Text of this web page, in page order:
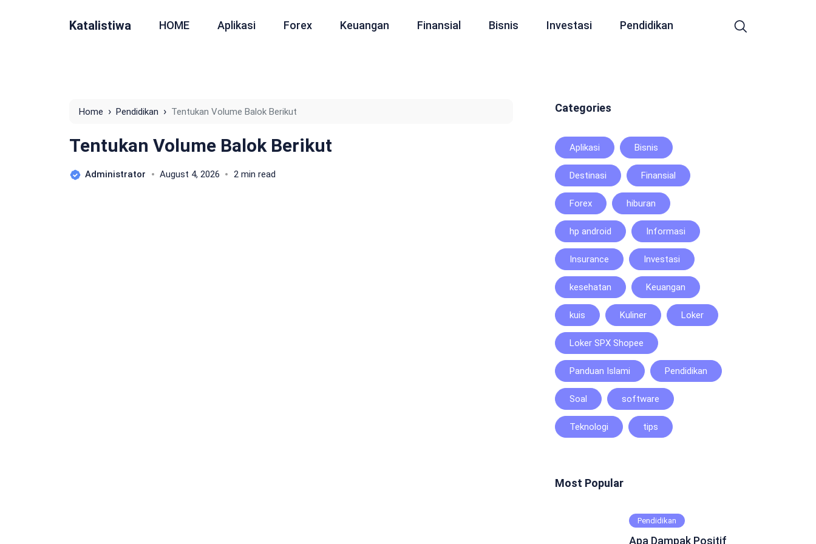
Katalistiwa HOME Aplikasi Forex Keuangan Finansial Bisnis Investasi Pendidikan
Home › Pendidikan › Tentukan Volume Balok Berikut
Tentukan Volume Balok Berikut
Administrator August 4, 2026 2 min read
Categories
Aplikasi Bisnis
Destinasi Finansial
Forex hiburan
hp android Informasi
Insurance Investasi
kesehatan Keuangan
kuis Kuliner Loker
Loker SPX Shopee
Panduan Islami Pendidikan
Soal software
Teknologi tips
Most Popular
Pendidikan
Apa Dampak Positif